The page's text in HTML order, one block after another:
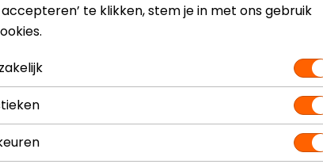
accepteren’ te klikken, stem je in met ons gebruik